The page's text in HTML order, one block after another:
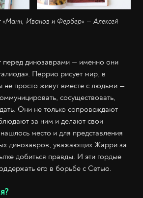
«Манн, Иванов и Фербер» — Алексей
перед динозаврами — именно они
Перрио рисует мир, в
не просто живут вместе с людьми —
сосуществовать,
Они не только сопровождают
за ним и делают свои
место и для представления
динозавров, уважающих Жарри за
добиться правды. И эти гордые
его в борьбе с Сетью.